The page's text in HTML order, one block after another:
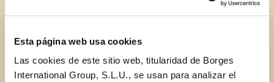
Esta página web usa cookies
Las cookies de este sitio web, titularidad de Borges
International Group, S.L.U., se usan para analizar el
INSTRUCTIONS